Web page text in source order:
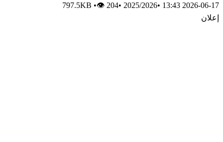
2026-06-17 13:43
•
2025/2026
•
797.5KB •👁 204
إعلان